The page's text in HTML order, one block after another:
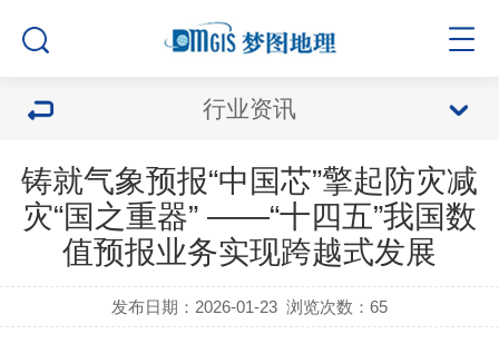
行业资讯
铸就气象预报“中国芯”擎起防灾减
灾“国之重器” ——“十四五”我国数
值预报业务实现跨越式发展
发布日期：2026-01-23 浏览次数：65